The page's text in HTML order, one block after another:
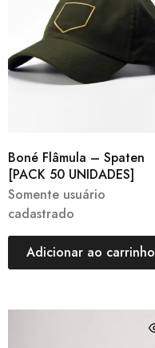
Boné Flâmula – Spaten
[PACK 50 UNIDADES]
Somente usuário
cadastrado
Adicionar ao carrinho